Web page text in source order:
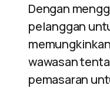
Dengan
pelanggan
wawasan
pemasaran